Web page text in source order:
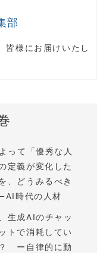
部
皆様にお届けいたし
って「優秀な人
定義が変化した
、どうみるべき
時代の人材
生成AIのチャッ
トで消耗してい
ー自律的に動